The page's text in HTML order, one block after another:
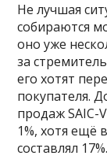
Не лучшая
собираются
оно уже
за
его хотят
покупателя.
продаж SAIC-
1%, хотя ещё
составлял 17%.